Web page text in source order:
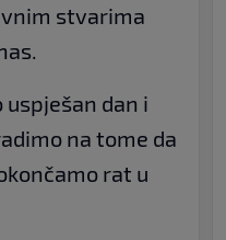
stvarima
uspješan dan i
na tome da
rat u